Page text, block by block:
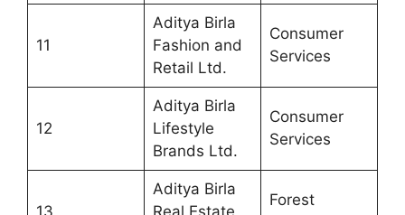
11
Aditya Birla
Fashion and
Retail Ltd.
Consumer
Services
12
Aditya Birla
Lifestyle
Brands Ltd.
Consumer
Services
Aditya Birla
Forest